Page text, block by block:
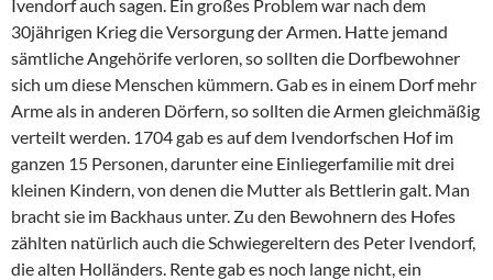
Ivendorf auch sagen. Ein großes Problem war nach dem
30jährigen Krieg die Versorgung der Armen. Hatte jemand
sämtliche Angehörife verloren, so sollten die Dorfbewohner
sich um diese Menschen kümmern. Gab es in einem Dorf mehr
Arme als in anderen Dörfern, so sollten die Armen gleichmäßig
verteilt werden. 1704 gab es auf dem Ivendorfschen Hof im
ganzen 15 Personen, darunter eine Einliegerfamilie mit drei
kleinen Kindern, von denen die Mutter als Bettlerin galt. Man
bracht sie im Backhaus unter. Zu den Bewohnern des Hofes
zählten natürlich auch die Schwiegereltern des Peter Ivendorf,
die alten Holländers. Rente gab es noch lange nicht, ein